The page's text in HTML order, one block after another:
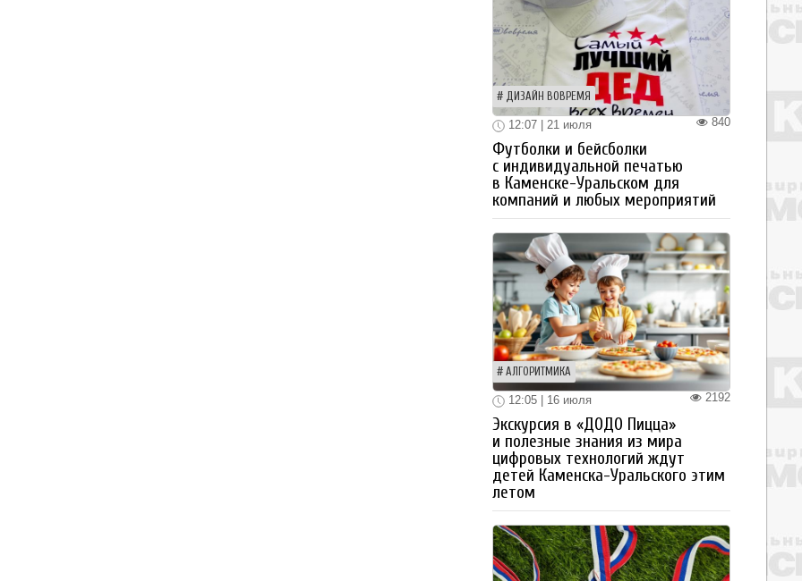
ДИЗАЙН ВОВРЕМЯ
840
12:07 | 21 июля
Футболки и бейсболки
с индивидуальной печатью
в Каменске-Уральском для
компаний и любых мероприятий
АЛГОРИТМИКА
2192
12:05 | 16 июля
Экскурсия в «ДОДО Пицца»
и полезные знания из мира
цифровых технологий ждут
детей Каменска-Уральского этим
летом